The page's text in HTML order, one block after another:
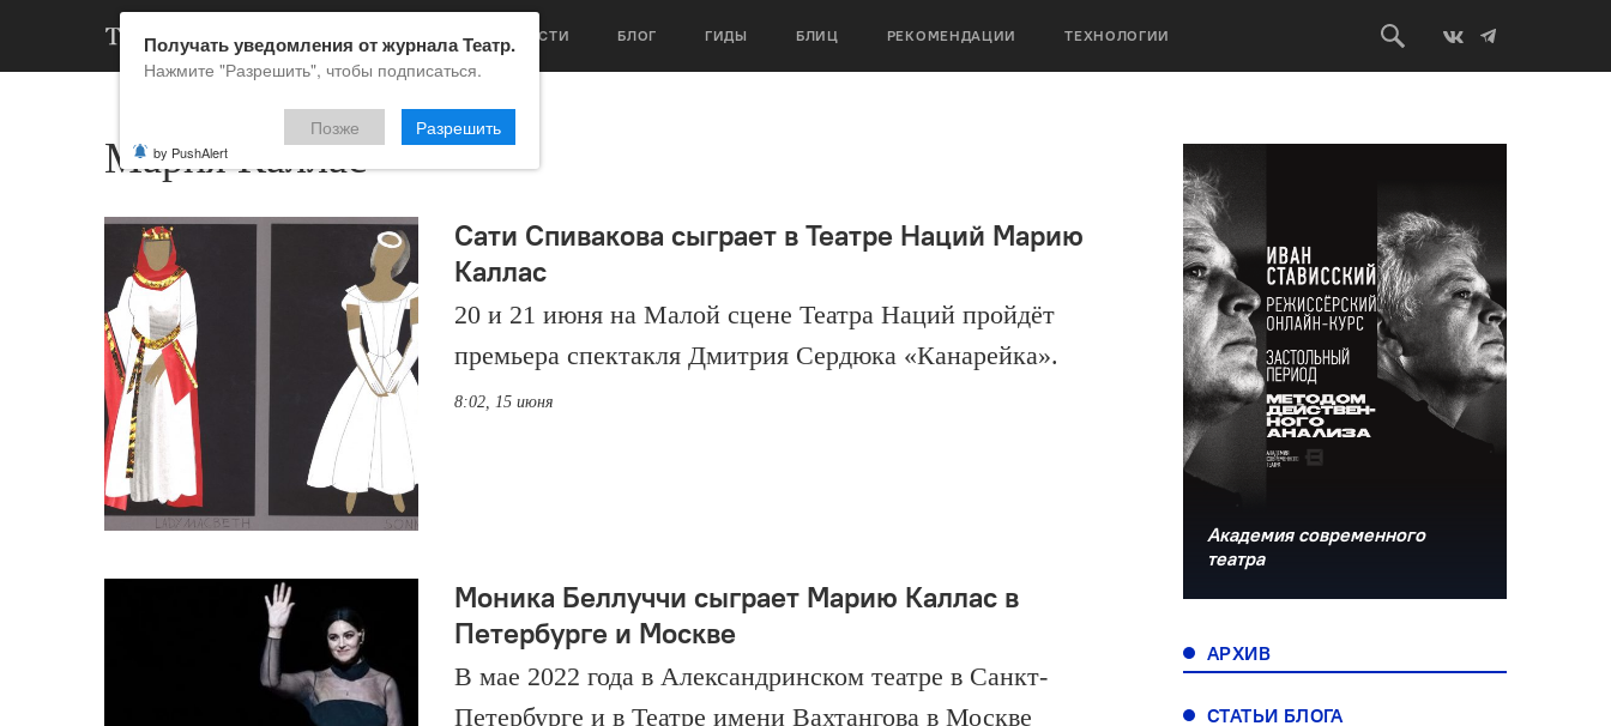
НОВОСТИ БЛОГ ГИДЫ БЛИЦ РЕКОМЕНДАЦИИ ТЕХНОЛОГИИ
Мария Каллас
Сати Спивакова сыграет в Театре Наций Марию
Каллас
20 и 21 июня на Малой сцене Театра Наций пройдёт
премьера спектакля Дмитрия Сердюка «Канарейка».
8:02, 15 июня
Моника Беллуччи сыграет Марию Каллас в
Петербурге и Москве
В мае 2022 года в Александринском театре в Санкт-
Петербурге и в Театре имени Вахтангова в Москве
Академия современного
театра
АРХИВ
СТАТЬИ БЛОГА
Получать уведомления от журнала Театр.
Нажмите "Разрешить", чтобы подписаться.
Позже Разрешить
by PushAlert